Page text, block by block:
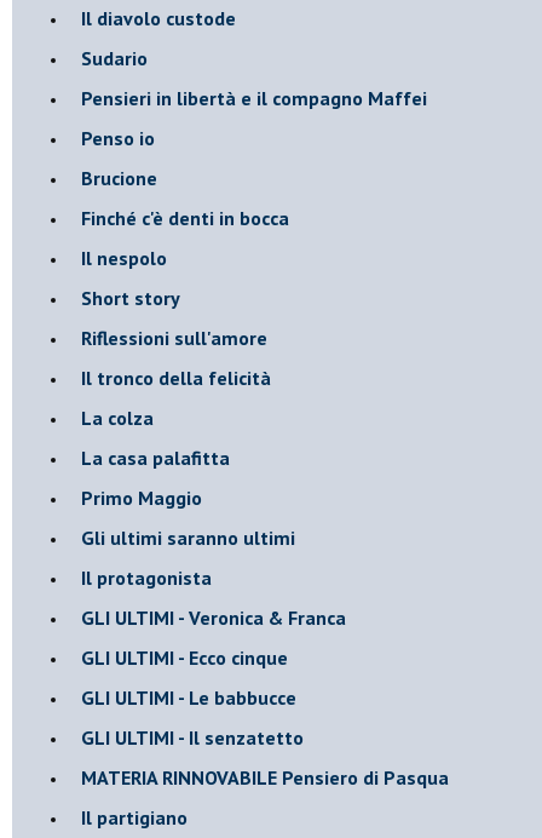
Il diavolo custode
Sudario
Pensieri in libertà e il compagno Maffei
Penso io
Brucione
Finché c'è denti in bocca
Il nespolo
Short story
Riflessioni sull'amore
Il tronco della felicità
La colza
La casa palafitta
Primo Maggio
Gli ultimi saranno ultimi
Il protagonista
GLI ULTIMI - Veronica & Franca
GLI ULTIMI - Ecco cinque
GLI ULTIMI - Le babbucce
GLI ULTIMI - Il senzatetto
MATERIA RINNOVABILE Pensiero di Pasqua
Il partigiano